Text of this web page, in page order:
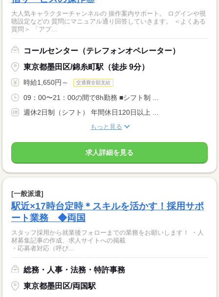
大人気キャラクターチャンネルの 操作案内サポート。 ログインや視
聴設定などの 質問にマニュアル通り回答していきます。 ＜よくある
質問＞ 「アプ...
コールセンター（テレフォンオペレーター）
東京都墨田区/錦糸町駅（徒歩 9分）
時給1,650円～ 交通費全額支給
09：00〜21：00の間で8h勤務 ■シフト制 ...
週休2日制（シフト） 年間休日120日以上 ...
もっと見る
求人詳細を見る
[一般派遣]
駅近×17時台定時＊スキルを活かす！採用サポ
ート業務 ◆両国
スタッフ採用から就業後フォローまでの業務をお願いします！ ・人
材募集記事の作成、求人サイトへの掲載
・応募者対応（呼び...
総務・人事・法務・特許事務
東京都墨田区/両国駅